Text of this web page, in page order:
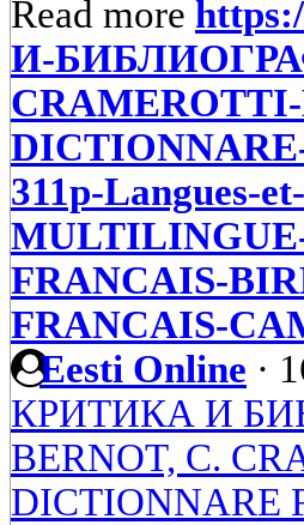
Read more
И-
311р-Langues-
FRANCAIS-
FRANCAIS-
Eesti Online ·
КРИТИКА И
BERNOT, С.
DICTIONNARE